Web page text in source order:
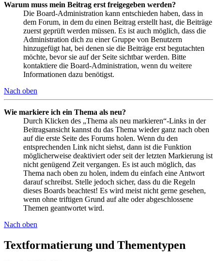
Warum muss mein Beitrag erst freigegeben werden?
Die Board-Administration kann entschieden haben, dass in
dem Forum, in dem du einen Beitrag erstellt hast, die Beiträge
zuerst geprüft werden müssen. Es ist auch möglich, dass die
Administration dich zu einer Gruppe von Benutzern
hinzugefügt hat, bei denen sie die Beiträge erst begutachten
möchte, bevor sie auf der Seite sichtbar werden. Bitte
kontaktiere die Board-Administration, wenn du weitere
Informationen dazu benötigst.
Nach oben
Wie markiere ich ein Thema als neu?
Durch Klicken des „Thema als neu markieren“-Links in der
Beitragsansicht kannst du das Thema wieder ganz nach oben
auf die erste Seite des Forums holen. Wenn du den
entsprechenden Link nicht siehst, dann ist die Funktion
möglicherweise deaktiviert oder seit der letzten Markierung ist
nicht genügend Zeit vergangen. Es ist auch möglich, das
Thema nach oben zu holen, indem du einfach eine Antwort
darauf schreibst. Stelle jedoch sicher, dass du die Regeln
dieses Boards beachtest! Es wird meist nicht gerne gesehen,
wenn ohne triftigen Grund auf alte oder abgeschlossene
Themen geantwortet wird.
Nach oben
Textformatierung und Thementypen